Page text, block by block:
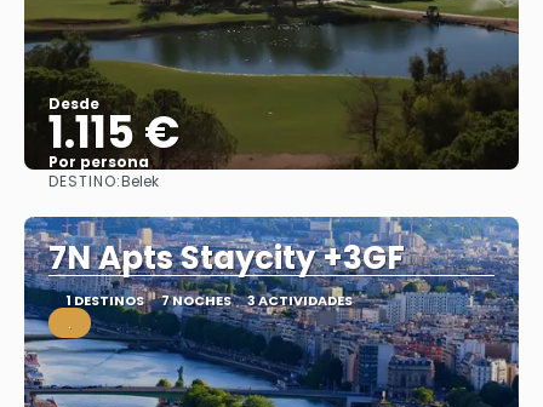
Desde
1.115 €
Por persona
DESTINO:Belek
7N Apts Staycity +3GF
1 DESTINOS 7 NOCHES 3 ACTIVIDADES
.